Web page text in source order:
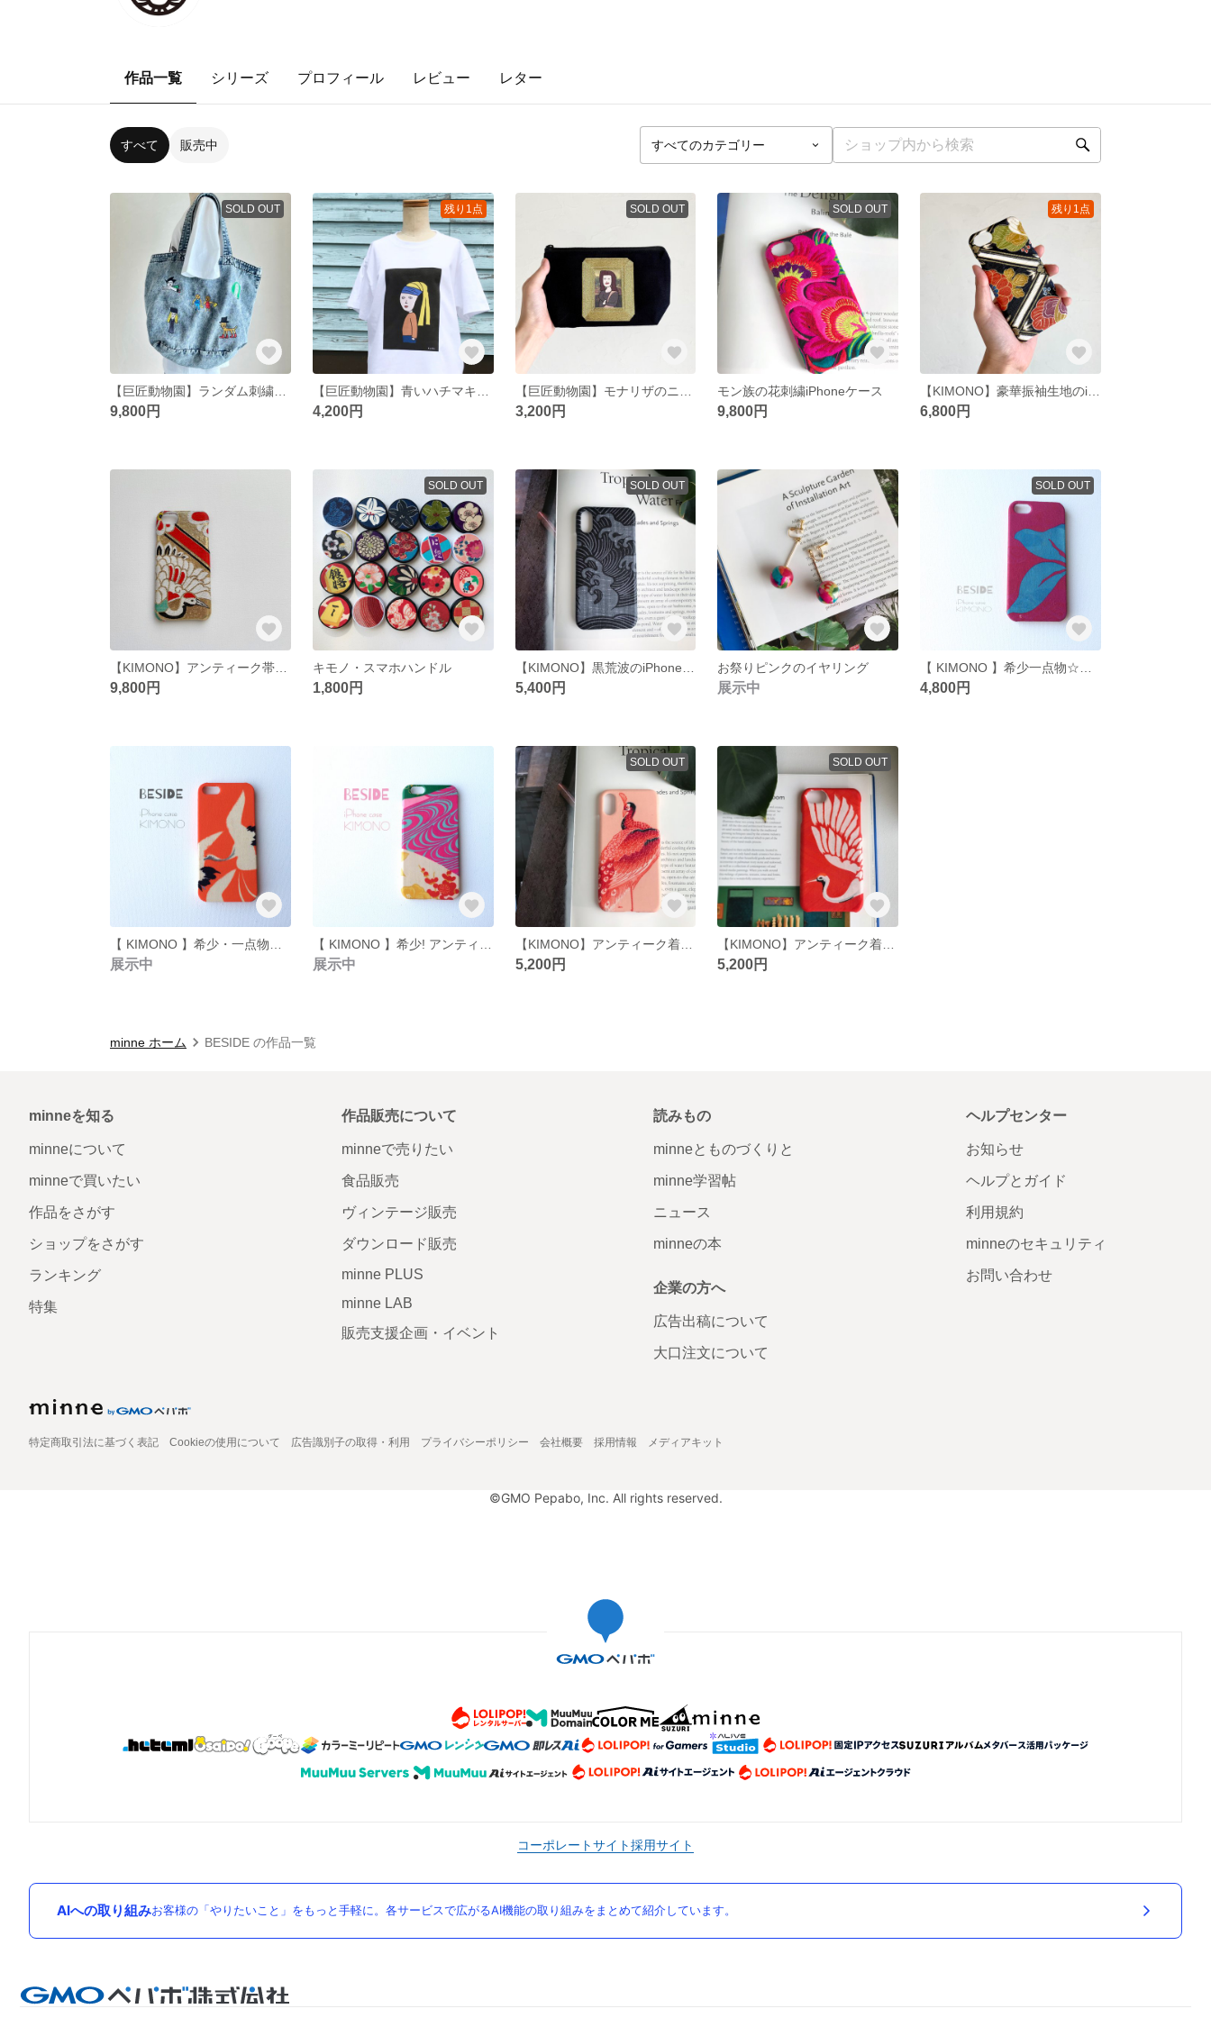
作品一覧 シリーズ プロフィール レビュー レター
すべて 販売中
SOLD OUT
9,800円
残り1点
4,200円
SOLD OUT
3,200円
SOLD OUT
モン族の花刺繍iPhoneケース
9,800円
残り1点
6,800円
9,800円
SOLD OUT
キモノ・スマホハンドル
1,800円
SOLD OUT
5,400円
お祭りピンクのイヤリング
展示中
SOLD OUT
4,800円
展示中 展示中
SOLD OUT
5,200円
SOLD OUT
5,200円
minne ホーム BESIDE の作品一覧
minneを知る
minneについて
minneで買いたい
作品をさがす
ショップをさがす
ランキング
特集
作品販売について
minneで売りたい
食品販売
ヴィンテージ販売
ダウンロード販売
minne PLUS
minne LAB
販売支援企画・イベント
読みもの
minneとものづくりと
minne学習帖
ニュース
minneの本
企業の方へ
広告出稿について
大口注文について
ヘルプセンター
お知らせ
ヘルプとガイド
利用規約
minneのセキュリティ
お問い合わせ
特定商取引法に基づく表記 Cookieの使用について 広告識別子の取得・利用 プライバシーポリシー 会社概要 採用情報 メディアキット
©GMO Pepabo, Inc. All rights reserved.
コーポレートサイト採用サイト
AIへの取り組みお客様の「やりたいこと」をもっと手軽に。各サービスで広がるAI機能の取り組みをまとめて紹介しています。